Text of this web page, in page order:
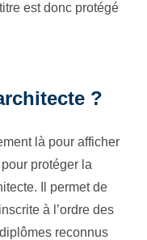
est donc protégé
?
là pour afficher
protéger la
Il permet de
à l’ordre des
reconnus